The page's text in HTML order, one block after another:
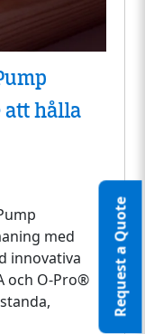
Request a Quote
hålla
med
innovativa
och O-Pro®